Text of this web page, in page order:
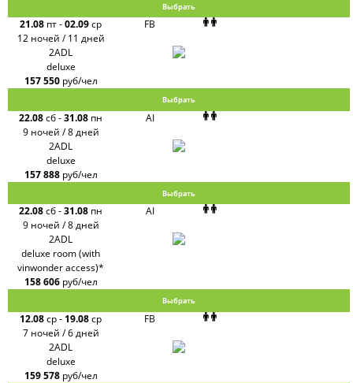
Выбрать
21.08 пт-02.09ср
12 ночей / 11 дней
FB
2ADL
deluxe
157 550 руб/чел
Выбрать
22.08сб-31.08 пн
9 ночей / 8 дней
AI
2ADL
deluxe
157 888 руб/чел
Выбрать
22.08сб-31.08 пн
9 ночей / 8 дней
AI
2ADL
deluxe room (with
vinwonder access)*
158 606 руб/чел
Выбрать
12.08ср- 19.08ср
7 ночей / 6 дней
FB
2ADL
deluxe
159 578 руб/чел